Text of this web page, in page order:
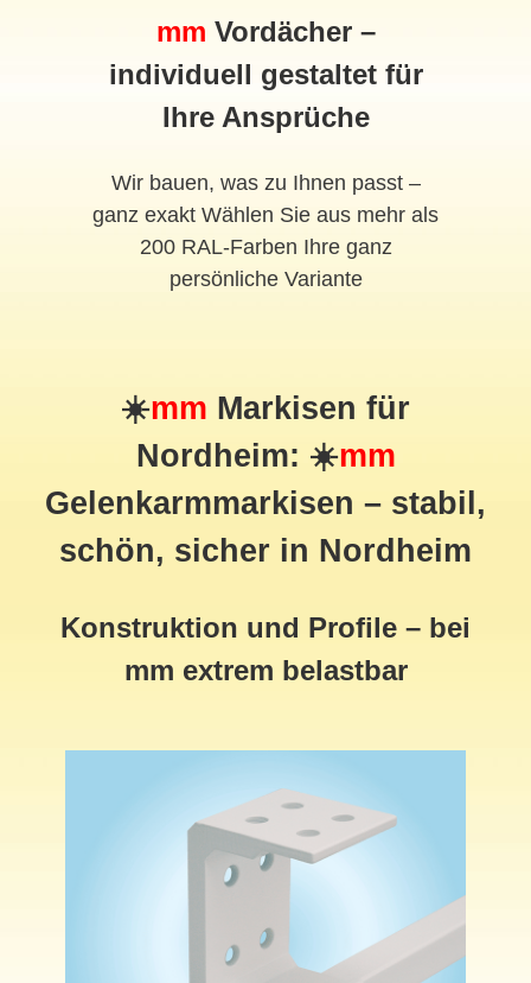
mm Vordächer –
individuell gestaltet für
Ihre Ansprüche
Wir bauen, was zu Ihnen passt –
ganz exakt Wählen Sie aus mehr als
200 RAL-Farben Ihre ganz
persönliche Variante
☀️mm Markisen für
Nordheim: ☀️mm
Gelenkarmmarkisen – stabil,
schön, sicher in Nordheim
Konstruktion und Profile – bei
mm extrem belastbar